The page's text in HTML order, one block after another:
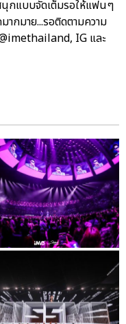
นุกแบบจัดเต็มรอให้แฟนๆ
ากมาย...รอติดตามความ
IG และ